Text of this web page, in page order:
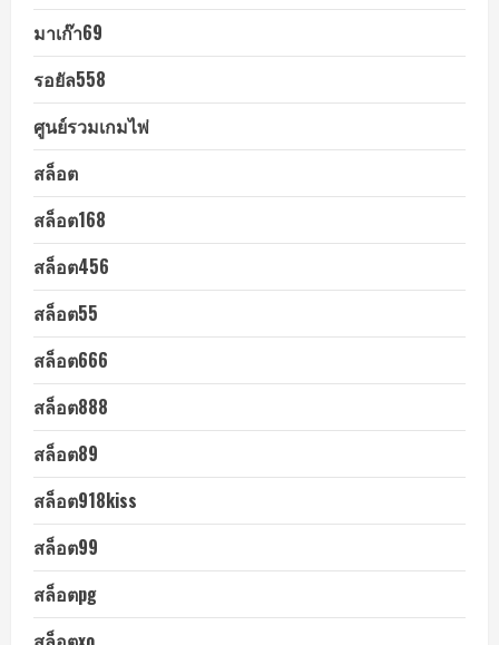
มาเก๊า69
รอยัล558
ศูนย์รวมเกมไพ่
สล็อต
สล็อต168
สล็อต456
สล็อต55
สล็อต666
สล็อต888
สล็อต89
สล็อต918kiss
สล็อต99
สล็อตpg